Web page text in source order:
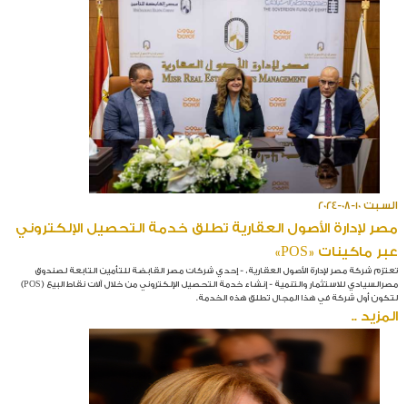
السبت 10-08-2024
مصر لإدارة الأصول العقارية تطلق خدمة التحصيل الإلكتروني
عبر ماكينات «POS»
تعتزم شركة مصر لإدارة الأصول العقارية، - إحدي شركات مصر القابضة للتأمين التابعة لصندوق
مصرالسيادي للاستثمار والتنمية - إنشاء خدمة التحصيل الإلكتروني من خلال آلات نقاط البيع (POS)
لتكون أول شركة في هذا المجال تطلق هذه الخدمة.
المزيد ..